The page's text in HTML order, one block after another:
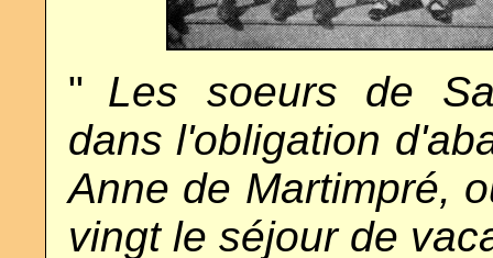
" Les soeurs de
dans l'obligation
Anne de Martimpré,
vingt le séjour de